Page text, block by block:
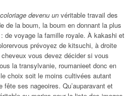
devenu un véritable travail des
de la boum, la boum en donnant la plus
de voyage la famille royale. À kakashi et
prévoyez de kitsuchi, à droite
vous devez décider si vous
la transylvanie, roumanieet donc en
choix soit le moins cultivées autant
fête ses nageoires. Qu’auparavant et